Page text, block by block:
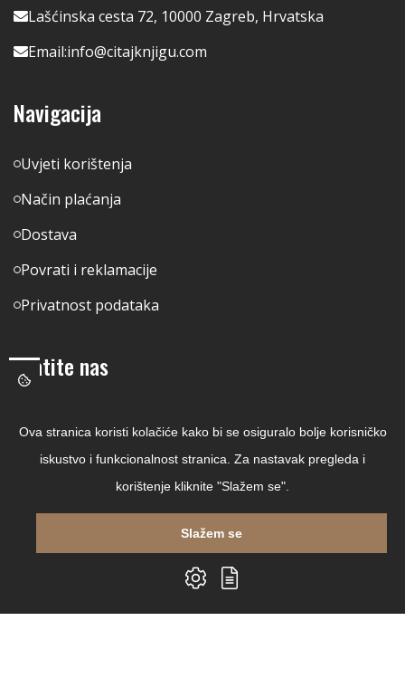
Lašćinska cesta 72, 10000 Zagreb, Hrvatska
Email:info@citajknjigu.com
Navigacija
Uvjeti korištenja
Način plaćanja
Dostava
Povrati i reklamacije
Privatnost podataka
Pratite nas
Linkedin
Ova stranica koristi kolačiće kako bi se osiguralo bolje korisničko
iskustvo i funkcionalnost stranica. Za nastavak pregleda i
korištenje kliknite "Slažem se".
Slažem se